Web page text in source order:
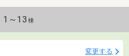
1～13 棟
変更する